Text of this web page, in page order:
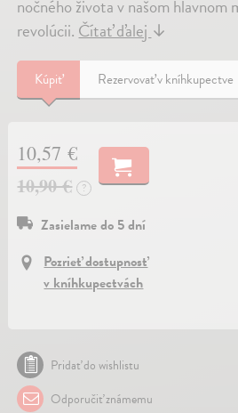
nočného života v našom hlavnom
revolúcii. Čítať ďalej ↓
Kúpiť Rezervovať v kníhkupectve
10,57 €
10,90 €
?
Zasielame do 5 dní
Pozrieť dostupnosť
v kníhkupectvách
Pridať do wishlistu
Odporučiť známemu